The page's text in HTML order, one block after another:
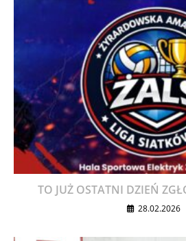
TO JUŻ OSTATNI DZIEŃ
28.02.2026